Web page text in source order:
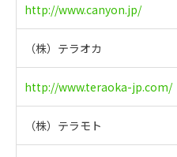
http://www.canyon.jp/
（株）テラオカ
http://www.teraoka-jp.com/
（株）テラモト